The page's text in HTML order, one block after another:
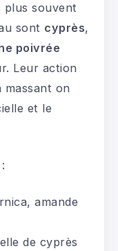
plus souvent
sont cyprès,
poivrée
Leur action
on
et le
amande
de cyprès